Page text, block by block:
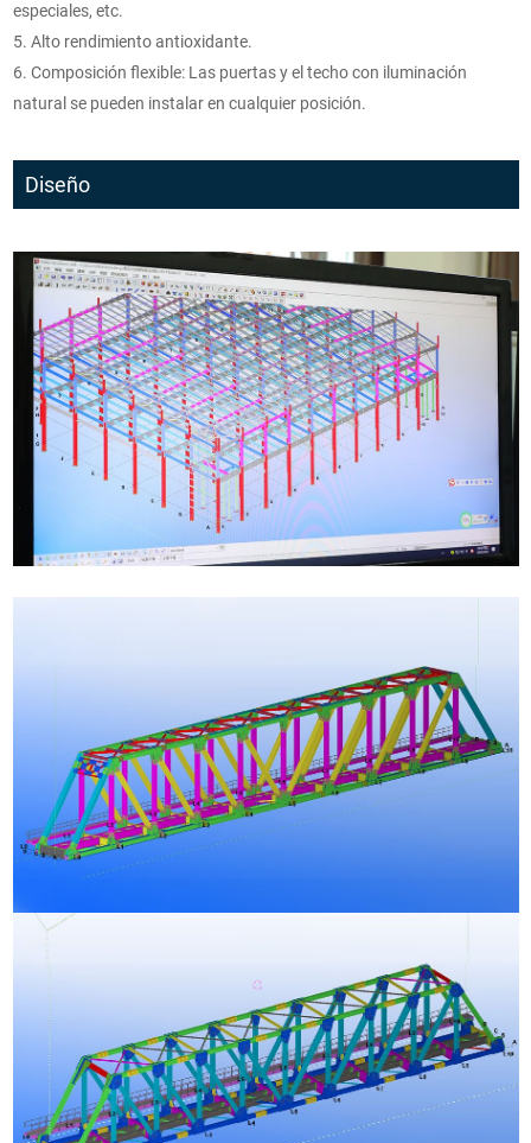
especiales, etc.
5. Alto rendimiento antioxidante.
6. Composición flexible: Las puertas y el techo con iluminación
natural se pueden instalar en cualquier posición.
Diseño